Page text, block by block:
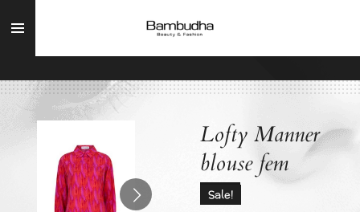
direct
hoofdinhoud
Lofty Manner
blouse fem
Sale!